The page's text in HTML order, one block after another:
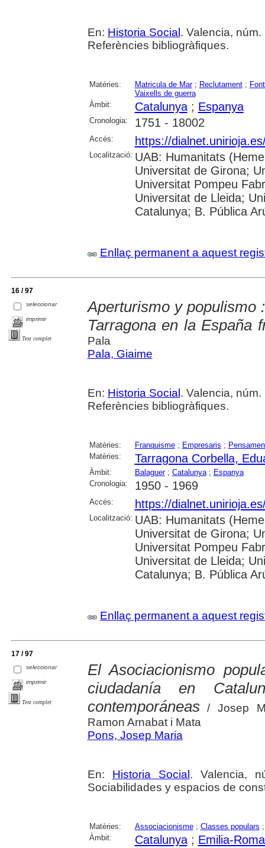
En: Historia Social. Valencia,
Referències bibliogràfiques.
Matèries: Matricula de Mar; Reclutament;
Vaixells de guerra
Àmbit:
Catalunya; Espanya
Cronologia: 1751 - 18002
Accés: https://
Localització: UAB: Humanitats
Universitat de Girona;
Universitat Pompeu
Universitat de Lleida;
Catalunya; B. Pública
Enllaç permanent a aquest
16 / 97
seleccionar
imprimir
Text complet
Aperturismo y populismo
Tarragona en la España
Pala
Pala, Giaime
En: Historia Social. Valencia,
Referències bibliogràfiques.
Matèries: Franquisme; Empresaris ;
Matèries:
Tarragona Corbella,
Àmbit: Balaguer; Catalunya; Espanya
Cronologia:
1950 - 1969
Accés: https://
Localització: UAB: Humanitats
Universitat de Girona;
Universitat Pompeu
Universitat de Lleida;
Catalunya; B. Pública
Enllaç permanent a aquest
17 / 97
seleccionar
imprimir
Text complet
El Asociacionismo
ciudadanía en
contemporáneas/ Josep
Ramon Arnabat i Mata
Pons, Josep Maria
En: Historia Social . Valencia,
Sociabilidades y espacios de
Matèries: Associacionisme; Classes populars
Àmbit:
Catalunya; Emilia-